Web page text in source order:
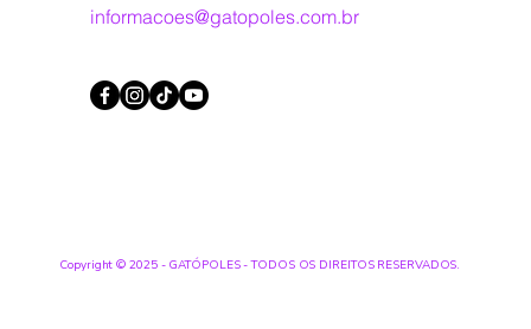
informacoes@gatopoles.com.br
Copyright © 2025 - GATÓPOLES - TODOS OS DIREITOS RESERVADOS.